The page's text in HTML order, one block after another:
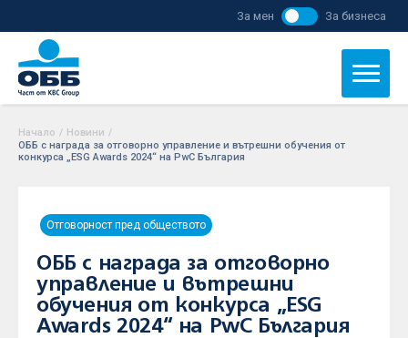
За мен За бизнеса
Начало / Новини /
ОББ с награда за отговорно управление и вътрешни обучения от
конкурса „ESG Awards 2024“ на PwC България
Отговорност пред обществото
ОББ с награда за отговорно
управление и вътрешни
обучения от конкурса „ESG
Awards 2024“ на PwC България